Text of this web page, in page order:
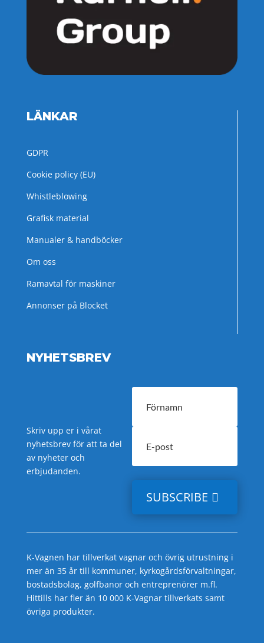
LÄNKAR
GDPR
Cookie policy (EU)
Whistleblowing
Grafisk material
Manualer & handböcker
Om oss
Ramavtal för maskiner
Annonser på Blocket
NYHETSBREV
Skriv upp er i vårat
nyhetsbrev för att ta del
av nyheter och
erbjudanden.
SUBSCRIBE
K-Vagnen har tillverkat vagnar och övrig utrustning i
mer än 35 år till kommuner, kyrkogårdsförvaltningar,
bostadsbolag, golfbanor och entreprenörer m.fl.
Hittills har fler än 10 000 K-Vagnar tillverkats samt
övriga produkter.